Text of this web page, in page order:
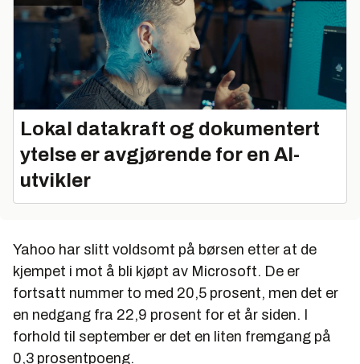
Lokal datakraft og dokumentert
ytelse er avgjørende for en AI-
utvikler
Yahoo har slitt voldsomt på børsen etter at de
kjempet i mot å bli kjøpt av Microsoft. De er
fortsatt nummer to med 20,5 prosent, men det er
en nedgang fra 22,9 prosent for et år siden. I
forhold til september er det en liten fremgang på
0,3 prosentpoeng.